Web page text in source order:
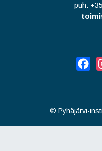
puh.
© Pyhäjärvi-